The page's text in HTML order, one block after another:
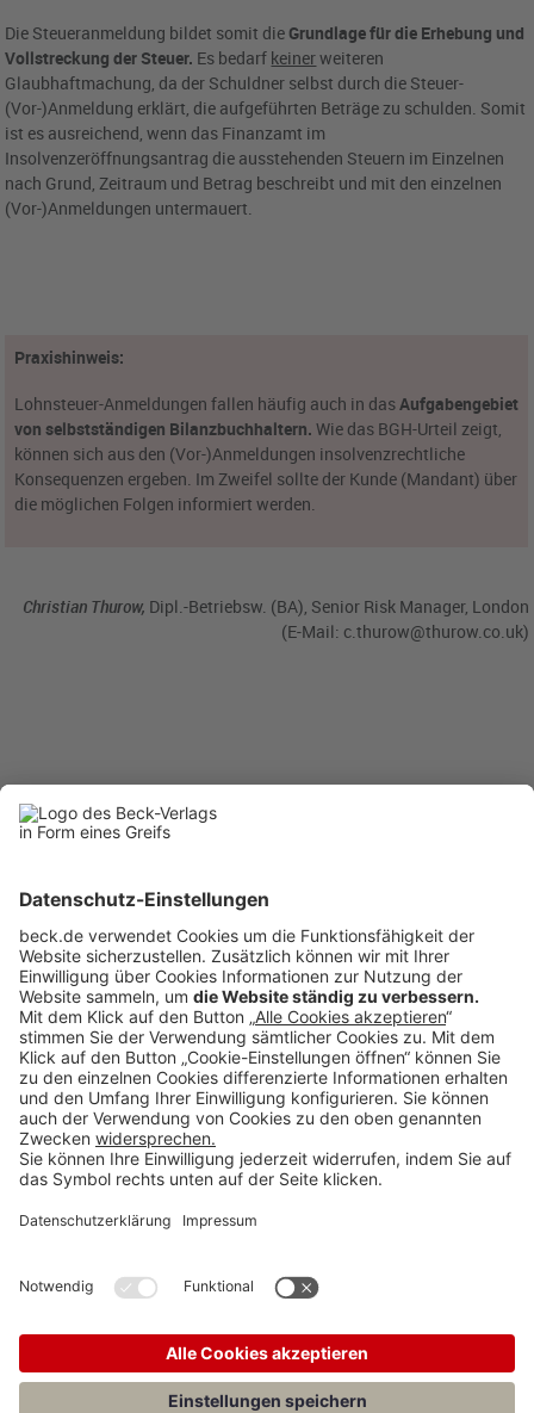
Die Steueranmeldung bildet somit die Grundlage für die Erhebung und
Vollstreckung der Steuer. Es bedarf keinerweiteren
Glaubhaftmachung, da der Schuldner selbst durch die Steuer-
(Vor-)Anmeldung erklärt, die aufgeführten Beträge zu schulden. Somit
ist es ausreichend, wenn das Finanzamt im
Insolvenzeröffnungsantrag die ausstehenden Steuern im Einzelnen
nach Grund, Zeitraum und Betrag beschreibt und mit den einzelnen
(Vor-)Anmeldungen untermauert.
Praxishinweis:
Lohnsteuer-Anmeldungen fallen häufig auch in dasAufgabengebiet
von selbstständigen Bilanzbuchhaltern. Wie das BGH-Urteil zeigt,
können sich aus den (Vor-)Anmeldungen insolvenzrechtliche
Konsequenzen ergeben. Im Zweifel sollte der Kunde (Mandant) über
die möglichen Folgen informiert werden.
Christian Thurow, Dipl.-Betriebsw. (BA), Senior Risk Manager, London
(E-Mail: c.thurow@thurow.co.uk)
BC 12/2024
Anzeigen